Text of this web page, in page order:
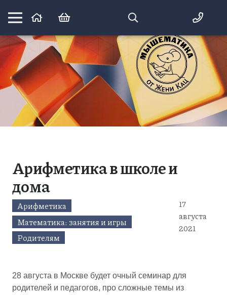
Математика вприпрыжку:
идеи и игры для детей и их родителей
Арифметика в школе и
дома
Арифметика
Математика: занятия и игры
Родителям
17
августа
2021
28 августа в Москве будет очный семинар для
родителей и педагогов, про сложные темы из